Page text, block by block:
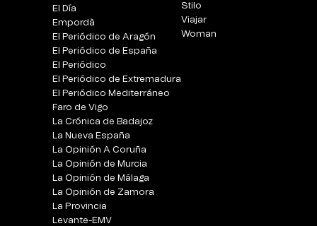
El Día
Empordà
El Periódico de Aragón
El Periódico de España
El Periódico
El Periódico de Extremadura
El Periódico Mediterráneo
Faro de Vigo
La Crónica de Badajoz
La Nueva España
La Opinión A Coruña
La Opinión de Murcia
La Opinión de Málaga
La Opinión de Zamora
La Provincia
Levante-EMV
Stilo
Viajar
Woman